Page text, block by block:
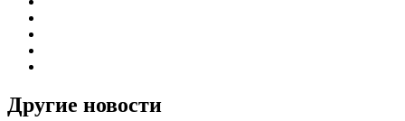
Другие новости